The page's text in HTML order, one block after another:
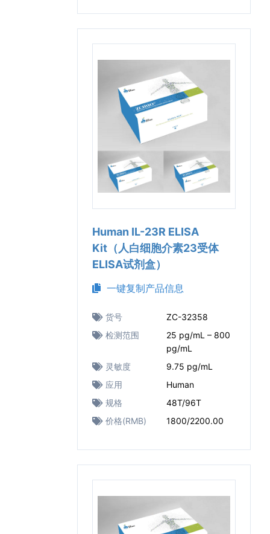
Human IL-23R ELISA
Kit（人白细胞介素23受体
ELISA试剂盒）
一键复制产品信息
货号
ZC-32358
检测范围
25 pg/mL – 800
pg/mL
灵敏度
9.75 pg/mL
应用
Human
规格
48T/96T
价格(RMB)
1800/2200.00